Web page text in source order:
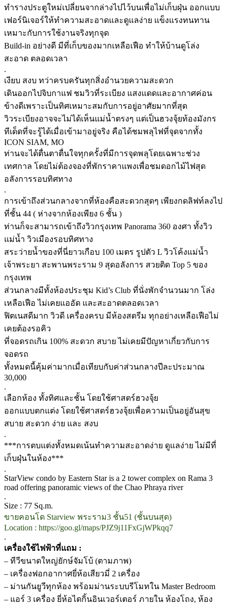
ทำรางประตูใหม่เปลี่ยนจากล่างไปไว้บนเพื่อไม่เก็บฝุ่น ออกแบบ
เฟอร์นิเจอร์ให้ทำความสะอาดและดูแลง่าย แข็งแรงทนทาน
เหมาะกับการใช้งานจริงทุกจุด
Build-in อย่างดี มีที่เก็บของมากเหลือเฟือ ทำให้บ้านดูโล่ง
สะอาด ตลอดเวลา
.
เงียบ สงบ ทว่าครบครันทุกสิ่งอำนวยความสะดวก
เดินออกไปจิบกาแฟ ชมวิวที่ระเบียง แสงแดดและอากาศค่อน
ข้างดีเพราะเป็นทิศเหมาะสมกับการอยู่อาศัยมากที่สุด
วิวระเบียงอาจจะไม่ได้เห็นแม่น้ำตรงๆ แต่เป็นฮวงจุ้ยท้องมังกร
ทีเด็ดที่จะรู้ได้เมื่อเข้ามาอยู่จริง คือได้ชมพลุไฟที่จุดจากทั้ง
ICON SIAM, MO
ท่านจะได้ตื่นตาตื่นใจทุกครั้งที่มีการจุดพลุโดยเฉพาะช่วง
เทศกาล โดยไม่ต้องจองที่พักราคาแพงเพื่อชมดอกไม้ไฟสุด
อลังการรอบทิศทาง
.
การเข้าถึงส่วนกลางจากที่ห้องคือสะดวกสุดๆ เพียงกดลิฟท์ลงไป
ที่ชั้น 44 ( ห่างจากห้องเพียง 6 ชั้น )
ท่านก็จะสามารถเข้าถึงวิวกรุงเทพ Panorama 360 องศา ทั้งวิว
แม่น้ำ วิวเมืองรอบทิศทาง
สระว่ายน้ำของที่นี่ยาวเกือบ 100 เมตร รูปตัว L วิวโค้งแม่น้ำ
เจ้าพระยา สะพานพระราม 9 สุดอลังการ สวยติด Top 5 ของ
กรุงเทพ
ส่วนกลางมีทั้งห้องประชุม Kid’s Club ที่นั่งพักจำนวนมาก โล่ง
เหลือเฟือ ไม่เคยแออัด และสะอาดตลอดเวลา
ฟิตเนสดีมาก วิวดี เครื่องครบ มีห้องสตรีม ทุกอย่างเหลือเฟือไม่
เคยต้องรอคิว
ที่จอดรถเกิน 100% สะดวก สบาย ไม่เคยมีปัญหาเกี่ยวกับการ
จอดรถ
ทั้งหมดนี้คุ้มค่ามากเมื่อเทียบกับค่าส่วนกลางปีละประมาณ
30,000
.
เลือกห้อง ทั้งทิศและชั้น โดยใช้ศาสตร์ฮวงจุ้ย
ออกแบบตกแต่ง โดยใช้ศาสตร์ฮวงจุ้ยเพื่อความเป็นอยู่อันสุข
สบาย สะดวก ง่าย และ สงบ
.
***การตบแต่งทั้งหมดเน้นทำความสะอาดง่าย ดูแลง่าย ไม่มีที่
เก็บฝุ่นในห้อง***
.
StarView condo by Eastern Star is a 2 tower complex on Rama 3
road offering panoramic views of the Chao Phraya river
.
Size : 77 Sq.m.
ขายคอนโด Starview พระราม3 ชั้น51 (ชั้นบนสุด)
Location : https://goo.gl/maps/PJZ9j11FxGjWPkqq7
.
เครื่องใช้ไฟฟ้าที่แถม :
– ทีวีขนาดใหญ่ยักษ์จัมโบ้ (ตามภาพ)
– เครื่องฟอกอากาศยี่ห้อเสียวมี่ 2 เครื่อง
– ม่านกันยูวีทุกห้อง พร้อมม่านระบบรีโมทใน Master Bedroom
– แอร์ 3 เครื่อง ยี่ห้อไดกิ้นอินเวอร์เตอร์ ภายใน ห้องโถง, ห้อง